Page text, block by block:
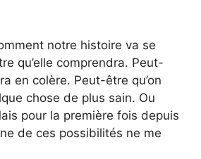
notre histoire va se
qu’elle comprendra. Peut-
en colère. Peut-être qu’on
chose de plus sain. Ou
pour la première fois depuis
de ces possibilités ne me